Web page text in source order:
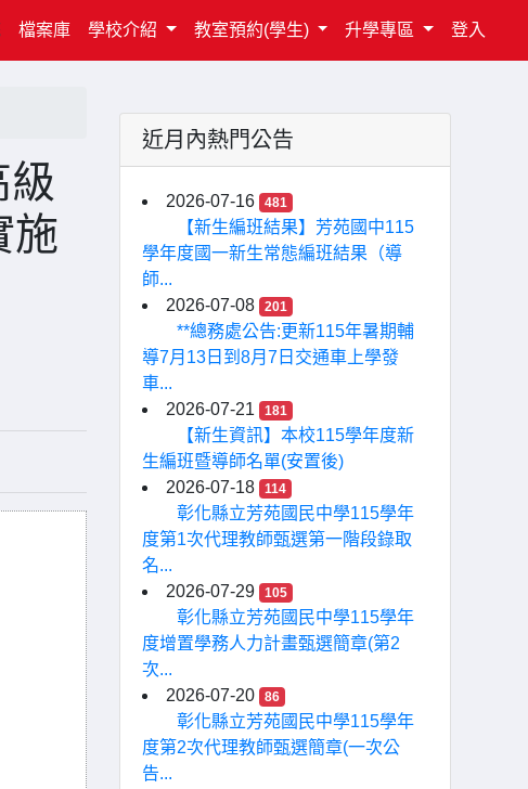
檔案庫 學校介紹 教室預約(學生) 升學專區 登入
施
近月內熱門公告
2026-07-16 481
【新生編班結果】芳苑國中115
學年度國一新生常態編班結果（導
師...
2026-07-08
201
**總務處公告:更新115年暑期輔
導7月13日到8月7日交通車上學發
車...
2026-07-21
181
【新生資訊】本校115學年度新
生編班暨導師名單(安置後)
2026-07-18
114
彰化縣立芳苑國民中學115學年
度第1次代理教師甄選第一階段錄取
名...
2026-07-29
105
彰化縣立芳苑國民中學115學年
度增置學務人力計畫甄選簡章(第2
次...
2026-07-20
86
彰化縣立芳苑國民中學115學年
度第2次代理教師甄選簡章(一次公
告...